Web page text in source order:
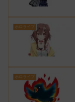
ホロライブ
ホロライブ